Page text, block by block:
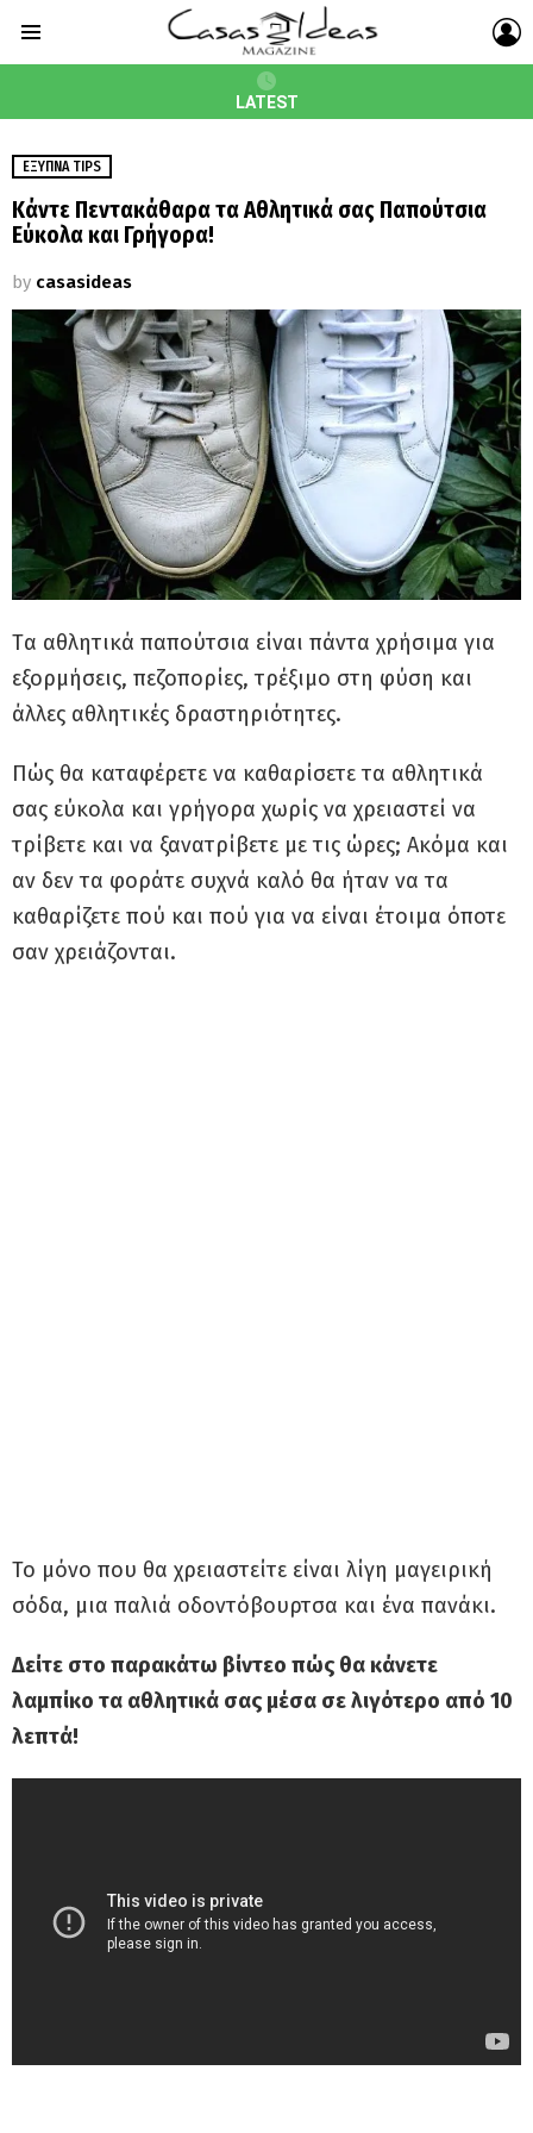
LATEST
ΈΞΥΠΝΑ TIPS
Κάντε Πεντακάθαρα τα Αθλητικά σας Παπούτσια
Εύκολα και Γρήγορα!
by casasideas
Tα αθλητικά παπούτσια είναι πάντα χρήσιμα για
εξορμήσεις, πεζοπορίες, τρέξιμο στη φύση και
άλλες αθλητικές δραστηριότητες.
Πώς θα καταφέρετε να καθαρίσετε τα αθλητικά
σας εύκολα και γρήγορα χωρίς να χρειαστεί να
τρίβετε και να ξανατρίβετε με τις ώρες; Ακόμα και
αν δεν τα φοράτε συχνά καλό θα ήταν να τα
καθαρίζετε πού και πού για να είναι έτοιμα όποτε
σαν χρειάζονται.
Το μόνο που θα χρειαστείτε είναι λίγη μαγειρική
σόδα, μια παλιά οδοντόβουρτσα και ένα πανάκι.
Δείτε στο παρακάτω βίντεο πώς θα κάνετε
λαμπίκο τα αθλητικά σας μέσα σε λιγότερο από 10
λεπτά!